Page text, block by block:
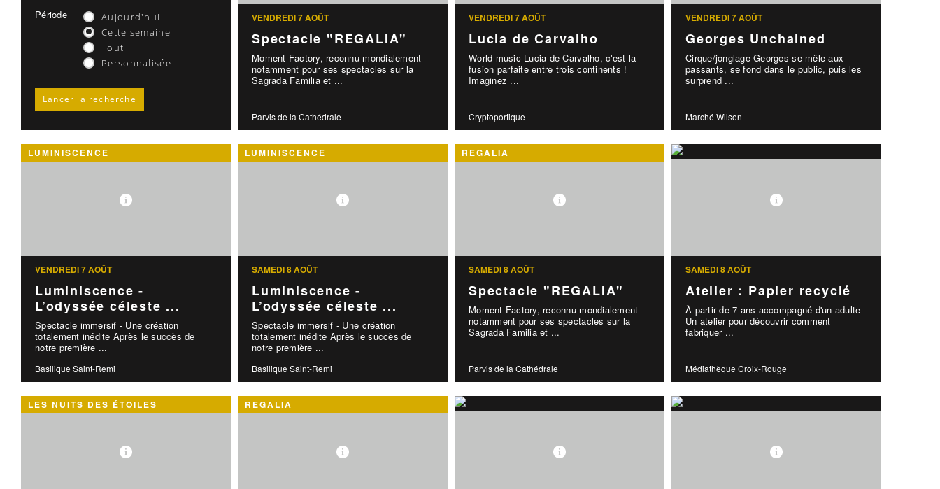
Période
Aujourd'hui
Cette semaine
Tout
Personnalisée
VENDREDI 7 AOÛT
Spectacle "REGALIA"
Moment Factory, reconnu mondialement
notamment pour ses spectacles sur la
Sagrada Familia et ...
Parvis de la Cathédrale
VENDREDI 7 AOÛT
Lucia de Carvalho
World music Lucia de Carvalho, c'est la
fusion parfaite entre trois continents !
Imaginez ...
Cryptoportique
VENDREDI 7 AOÛT
Georges Unchained
Cirque/jonglage Georges se mêle aux
passants, se fond dans le public, puis les
surprend ...
Marché Wilson
LUMINISCENCE
VENDREDI 7 AOÛT
Luminiscence -
L’odyssée céleste ...
Spectacle immersif - Une création
totalement inédite Après le succès de
notre première ...
Basilique Saint-Remi
LUMINISCENCE
SAMEDI 8 AOÛT
Luminiscence -
L’odyssée céleste ...
Spectacle immersif - Une création
totalement inédite Après le succès de
notre première ...
Basilique Saint-Remi
REGALIA
SAMEDI 8 AOÛT
Spectacle "REGALIA"
Moment Factory, reconnu mondialement
notamment pour ses spectacles sur la
Sagrada Familia et ...
Parvis de la Cathédrale
SAMEDI 8 AOÛT
Atelier : Papier recyclé
À partir de 7 ans accompagné d'un adulte
Un atelier pour découvrir comment
fabriquer ...
Médiathèque Croix-Rouge
LES NUITS DES ÉTOILES REGALIA